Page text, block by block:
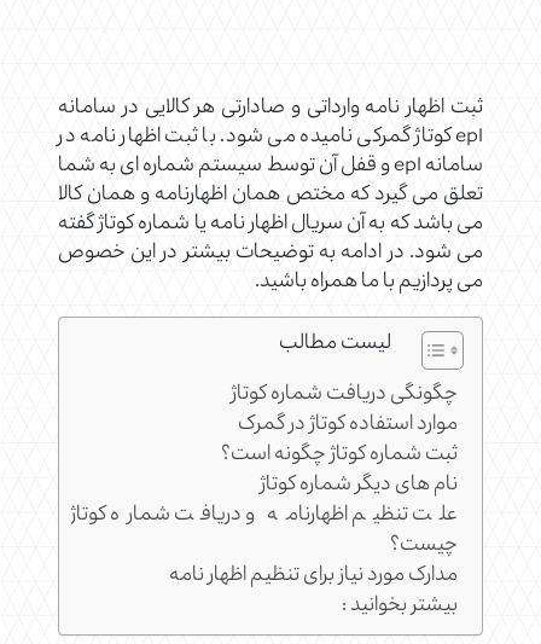
ثبت اظهار نامه وارداتی و صادارتی هر کالایی در سامانه
epl کوتاژ گمرکی نامیده می شود. با ثبت اظهار نامه در
سامانه epl و قفل آن توسط سیستم شماره ای به شما
تعلق می گیرد که مختص همان اظهارنامه و همان کالا
می باشد که به آن سریال اظهار نامه یا شماره کوتاژ گفته
می شود. در ادامه به توضیحات بیشتر در این خصوص
می پردازیم با ما همراه باشید.
لیست مطالب
چگونگی دریافت شماره کوتاژ
موارد استفاده کوتاژ در گمرک
ثبت شماره کوتاژ چگونه است؟
نام های دیگر شماره کوتاژ
علت تنظیم اظهارنامه و دریافت شماره کوتاژ
چیست؟
مدارک مورد نیاز برای تنظیم اظهار نامه
بیشتر بخوانید :